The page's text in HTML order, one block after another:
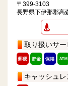
〒399-3103
長野県下伊那郡高
取り扱いサー
キャッシュレ